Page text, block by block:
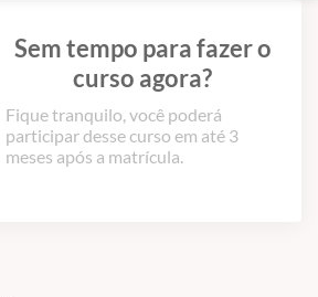
Sem tempo para fazer o
curso agora?
Fique tranquilo, você poderá
participar desse curso em até 3
meses após a matrícula.